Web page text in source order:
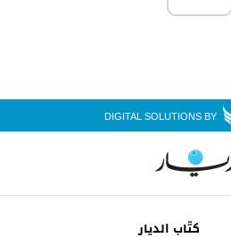
DIGITAL SOLUTIONS BY
كتّاب الديار